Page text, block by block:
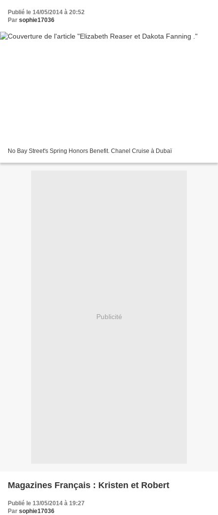
Publié le 14/05/2014 à 20:52
Par sophie17036
No Bay Street's Spring Honors Benefit. Chanel Cruise à Dubaï
Publicité
Magazines Français : Kristen et Robert
Publié le 13/05/2014 à 19:27
Par sophie17036